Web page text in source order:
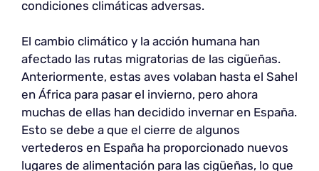
condiciones climáticas adversas.
El cambio climático y la acción humana han
afectado las rutas migratorias de las cigüeñas.
Anteriormente, estas aves volaban hasta el Sahel
en África para pasar el invierno, pero ahora
muchas de ellas han decidido invernar en España.
Esto se debe a que el cierre de algunos
vertederos en España ha proporcionado nuevos
lugares de alimentación para las cigüeñas, lo que